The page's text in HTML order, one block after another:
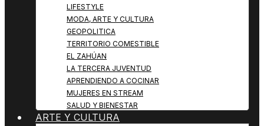
LIFESTYLE
MODA, ARTE Y CULTURA
GEOPOLITICA
TERRITORIO COMESTIBLE
EL ZAHÚAN
LA TERCERA JUVENTUD
APRENDIENDO A COCINAR
MUJERES EN STREAM
SALUD Y BIENESTAR
ARTE Y CULTURA